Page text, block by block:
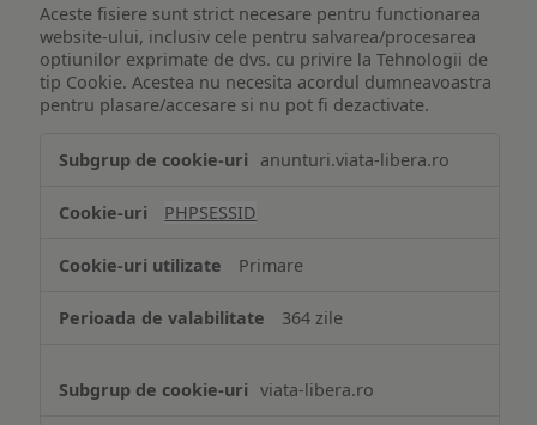
Aceste fisiere sunt strict necesare pentru functionarea
website-ului, inclusiv cele pentru salvarea/procesarea
optiunilor exprimate de dvs. cu privire la Tehnologii de
tip Cookie. Acestea nu necesita acordul dumneavoastra
pentru plasare/accesare si nu pot fi dezactivate.
de
Cookie
necesare
anunturi.viata-libera.ro
PHPSESSID
Primare
364 zile
viata-libera.ro